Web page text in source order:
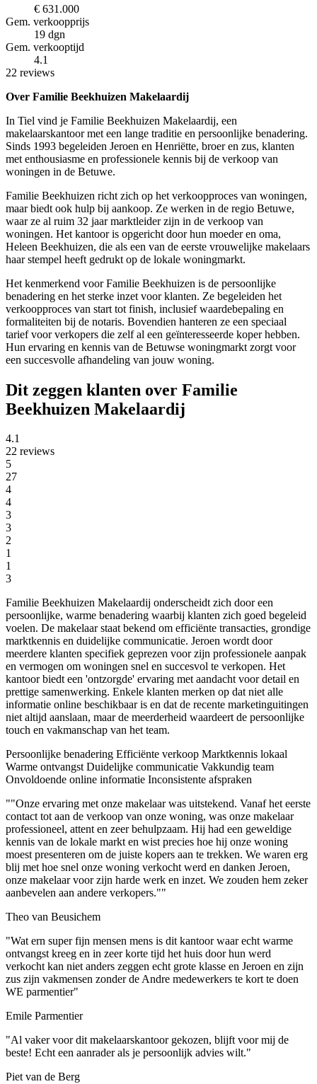
€ 631.000
Gem. verkoopprijs
19 dgn
Gem. verkooptijd
4.1
22 reviews
Over Familie Beekhuizen Makelaardij
In Tiel vind je Familie Beekhuizen Makelaardij, een
makelaarskantoor met een lange traditie en persoonlijke benadering.
Sinds 1993 begeleiden Jeroen en Henriëtte, broer en zus, klanten
met enthousiasme en professionele kennis bij de verkoop van
woningen in de Betuwe.
Familie Beekhuizen richt zich op het verkoopproces van woningen,
maar biedt ook hulp bij aankoop. Ze werken in de regio Betuwe,
waar ze al ruim 32 jaar marktleider zijn in de verkoop van
woningen. Het kantoor is opgericht door hun moeder en oma,
Heleen Beekhuizen, die als een van de eerste vrouwelijke makelaars
haar stempel heeft gedrukt op de lokale woningmarkt.
Het kenmerkend voor Familie Beekhuizen is de persoonlijke
benadering en het sterke inzet voor klanten. Ze begeleiden het
verkoopproces van start tot finish, inclusief waardebepaling en
formaliteiten bij de notaris. Bovendien hanteren ze een speciaal
tarief voor verkopers die zelf al een geïnteresseerde koper hebben.
Hun ervaring en kennis van de Betuwse woningmarkt zorgt voor
een succesvolle afhandeling van jouw woning.
Dit zeggen klanten over Familie
Beekhuizen Makelaardij
4.1
22 reviews
5
27
4
4
3
3
2
1
1
3
Familie Beekhuizen Makelaardij onderscheidt zich door een
persoonlijke, warme benadering waarbij klanten zich goed begeleid
voelen. De makelaar staat bekend om efficiënte transacties, grondige
marktkennis en duidelijke communicatie. Jeroen wordt door
meerdere klanten specifiek geprezen voor zijn professionele aanpak
en vermogen om woningen snel en succesvol te verkopen. Het
kantoor biedt een 'ontzorgde' ervaring met aandacht voor detail en
prettige samenwerking. Enkele klanten merken op dat niet alle
informatie online beschikbaar is en dat de recente marketinguitingen
niet altijd aanslaan, maar de meerderheid waardeert de persoonlijke
touch en vakmanschap van het team.
Persoonlijke benadering Efficiënte verkoop Marktkennis lokaal
Warme ontvangstDuidelijke communicatie Vakkundig team
Onvoldoende online informatie Inconsistente afspraken
""Onze ervaring met onze makelaar was uitstekend. Vanaf het eerste
contact tot aan de verkoop van onze woning, was onze makelaar
professioneel, attent en zeer behulpzaam. Hij had een geweldige
kennis van de lokale markt en wist precies hoe hij onze woning
moest presenteren om de juiste kopers aan te trekken. We waren erg
blij met hoe snel onze woning verkocht werd en danken Jeroen,
onze makelaar voor zijn harde werk en inzet. We zouden hem zeker
aanbevelen aan andere verkopers.""
Theo van Beusichem
"Wat ern super fijn mensen mens is dit kantoor waar echt warme
ontvangst kreeg en in zeer korte tijd het huis door hun werd
verkocht kan niet anders zeggen echt grote klasse en Jeroen en zijn
zus zijn vakmensen zonder de Andre medewerkers te kort te doen
WE parmentier"
Emile Parmentier
"Al vaker voor dit makelaarskantoor gekozen, blijft voor mij de
beste! Echt een aanrader als je persoonlijk advies wilt."
Piet van de Berg